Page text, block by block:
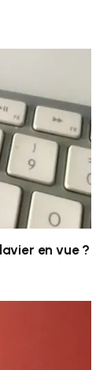
en vue ?